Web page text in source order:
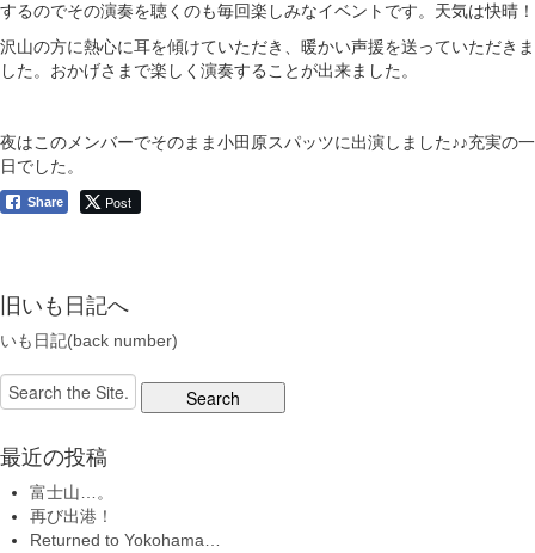
するのでその演奏を聴くのも毎回楽しみなイベントです。天気は快晴！
沢山の方に熱心に耳を傾けていただき、暖かい声援を送っていただきま
した。おかげさまで楽しく演奏することが出来ました。
夜はこのメンバーでそのまま小田原スパッツに出演しました♪♪充実の一
日でした。
Share Post
旧いも日記へ
いも日記(back number)
Search
for:
最近の投稿
富士山…。
再び出港！
Returned to Yokohama…